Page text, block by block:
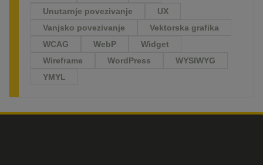
Unutarnje povezivanje
UX
Vanjsko povezivanje
Vektorska grafika
WCAG
WebP
Widget
Wireframe
WordPress
WYSIWYG
YMYL